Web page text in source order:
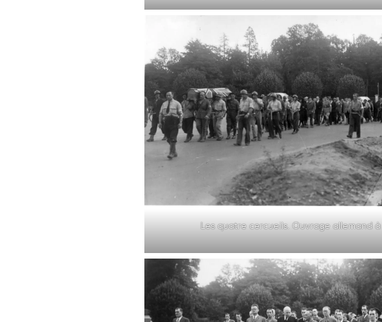
Les quatre cercueils. Ouvrage allemand